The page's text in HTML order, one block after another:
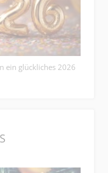
ein glückliches 2026